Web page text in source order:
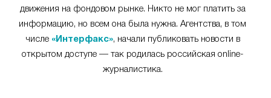
движения на фондовом рынке. Никто не мог платить за
информацию, но всем она была нужна. Агентства, в том
числе «Интерфакс», начали публиковать новости в
открытом доступе — так родилась российская online-
журналистика.